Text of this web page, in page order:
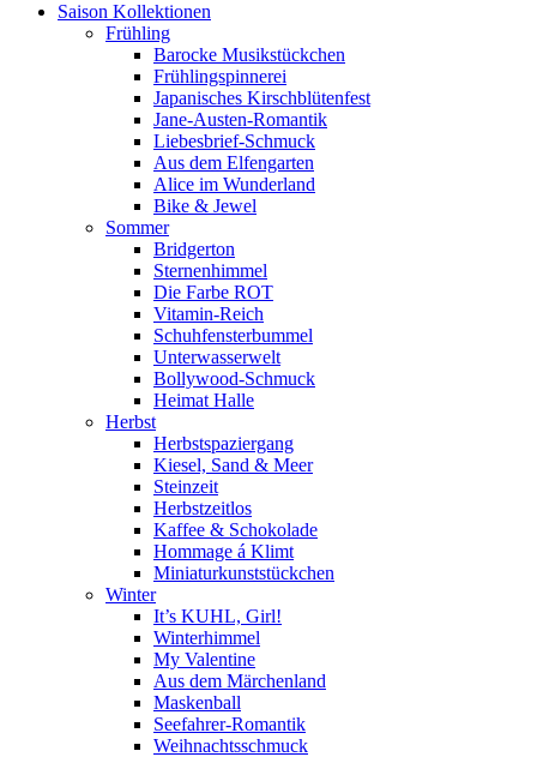
Saison Kollektionen
Frühling
Barocke Musikstückchen
Frühlingspinnerei
Japanisches Kirschblütenfest
Jane-Austen-Romantik
Liebesbrief-Schmuck
Aus dem Elfengarten
Alice im Wunderland
Bike & Jewel
Sommer
Bridgerton
Sternenhimmel
Die Farbe ROT
Vitamin-Reich
Schuhfensterbummel
Unterwasserwelt
Bollywood-Schmuck
Heimat Halle
Herbst
Herbstspaziergang
Kiesel, Sand & Meer
Steinzeit
Herbstzeitlos
Kaffee & Schokolade
Hommage á Klimt
Miniaturkunststückchen
Winter
It’s KUHL, Girl!
Winterhimmel
My Valentine
Aus dem Märchenland
Maskenball
Seefahrer-Romantik
Weihnachtsschmuck